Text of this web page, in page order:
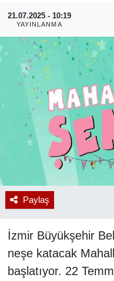
21.07.2025 - 10:19
YAYINLANMA
Paylaş
İzmir Büyükşehir
neşe katacak
başlatıyor. 22
SPOR
ASAYİŞ
RESMİ REKLAM
Son Dakika
Haber Arşivi